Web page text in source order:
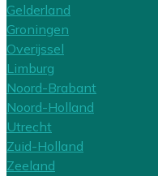
Gelderland
Groningen
Overijssel
Limburg
Noord-Brabant
Noord-Holland
Utrecht
Zuid-Holland
Zeeland